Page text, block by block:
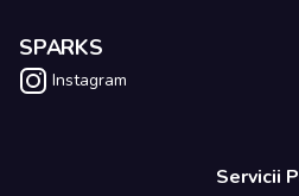
SPARKS
Instagram
Servicii